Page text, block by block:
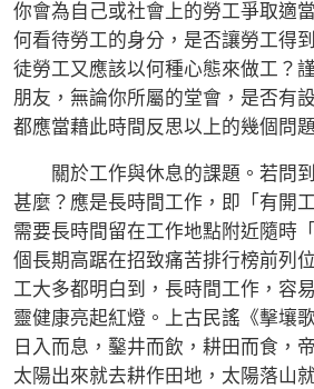
你會為自己或社會上的勞工爭取適
何看待勞工的身分，是否讓勞工得
徒勞工又應該以何種心態來做工？
朋友，無論你所屬的堂會，是否有
都應當藉此時間反思以上的幾個問題
關於工作與休息的課題。若問到
甚麼？應是長時間工作，即「有開
需要長時間留在工作地點附近隨時
個長期高踞在招致痛苦排行榜前列
工大多都明白到，長時間工作，容
靈健康亮起紅燈。上古民謠《擊壤
日入而息，鑿井而飲，耕田而食，
太陽出來就去耕作田地，太陽落山